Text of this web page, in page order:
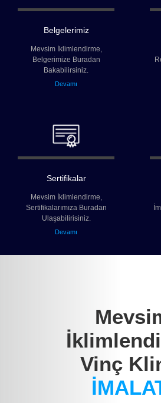
Belgelerimiz
Mevsim İklimlendirme,
Belgerimize Buradan
Bakabilirsiniz.
Devamı
Sertifikalar
Mevsim İklimlendirme,
Sertifikalarımıza Buradan
Ulaşabilirisiniz.
Devamı
Vinç